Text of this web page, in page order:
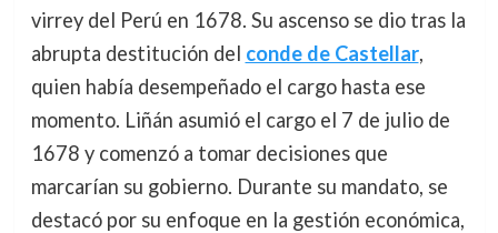
virrey del Perú en 1678. Su ascenso se dio tras la
abrupta destitución del conde de Castellar,
quien había desempeñado el cargo hasta ese
momento. Liñán asumió el cargo el 7 de julio de
1678 y comenzó a tomar decisiones que
marcarían su gobierno. Durante su mandato, se
destacó por su enfoque en la gestión económica,